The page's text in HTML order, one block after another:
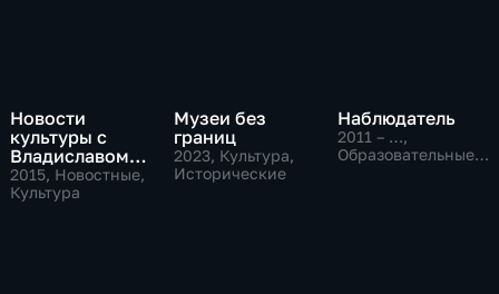
Новости
культуры с
Владиславом
Флярковским
2015, Новостные,
Культура
Музеи без
границ
2023, Культура,
Исторические
Наблюдатель
2011 – …,
Образовательные,